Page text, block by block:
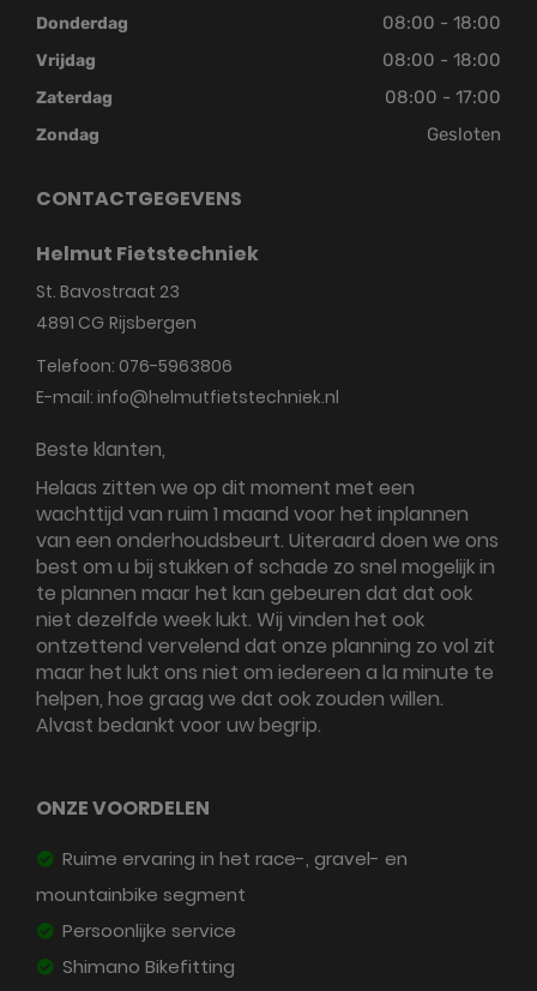
Donderdag 08:00 - 18:00
Vrijdag 08:00 - 18:00
Zaterdag 08:00 - 17:00
Zondag Gesloten
CONTACTGEGEVENS
Helmut Fietstechniek
St. Bavostraat 23
4891 CG Rijsbergen
Telefoon: 076-5963806
E-mail: info@helmutfietstechniek.nl
Beste klanten,
Helaas zitten we op dit moment met een
wachttijd van ruim 1 maand voor het inplannen
van een onderhoudsbeurt. Uiteraard doen we ons
best om u bij stukken of schade zo snel mogelijk in
te plannen maar het kan gebeuren dat dat ook
niet dezelfde week lukt. Wij vinden het ook
ontzettend vervelend dat onze planning zo vol zit
maar het lukt ons niet om iedereen a la minute te
helpen, hoe graag we dat ook zouden willen.
Alvast bedankt voor uw begrip.
ONZE VOORDELEN
Ruime ervaring in het race-, gravel- en
mountainbike segment
Persoonlijke service
Shimano Bikefitting